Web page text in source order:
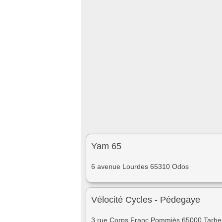
Yam 65
6 avenue Lourdes 65310 Odos
Vélocité Cycles - Pédegaye
3 rue Corps Franc Pommiès 65000